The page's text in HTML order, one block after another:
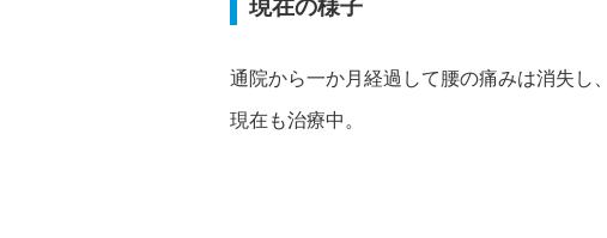
現在の様子
通院から一か月経過して腰の痛みは消失し
現在も治療中。